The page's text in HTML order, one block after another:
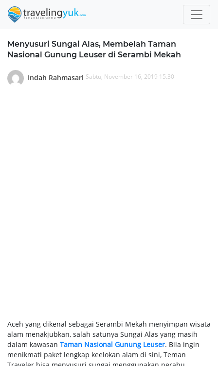
Menyusuri Sungai Alas, Membelah Taman
Nasional Gunung Leuser di Serambi Mekah
Indah Rahmasari Sabtu, November 16, 2019 15.30
Aceh yang dikenal sebagai Serambi Mekah menyimpan wisata
alam menakjubkan, salah satunya Sungai Alas yang masih
dalam kawasan Taman Nasional Gunung Leuser. Bila ingin
menikmati paket lengkap keelokan alam di sini, Teman